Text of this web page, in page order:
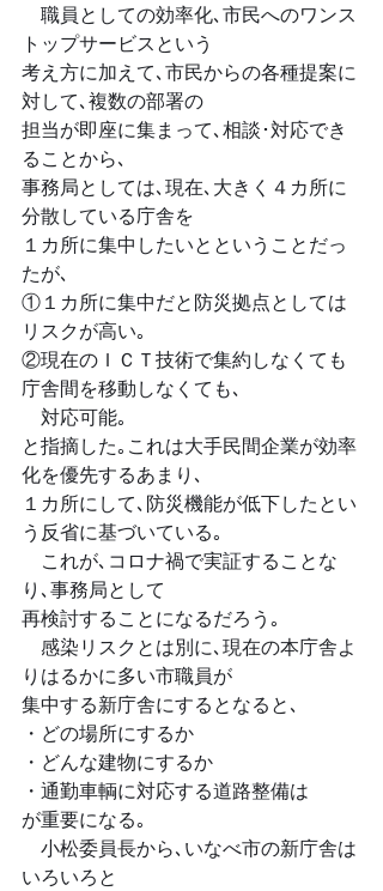
職員としての効率化､市民へのワンス
トップサービスという
考え方に加えて､市民からの各種提案に
対して､複数の部署の
担当が即座に集まって､相談･対応でき
ることから､
事務局としては､現在､大きく４カ所に
分散している庁舎を
１カ所に集中したいとということだっ
たが､
①１カ所に集中だと防災拠点としては
リスクが高い｡
②現在のＩＣＴ技術で集約しなくても
庁舎間を移動しなくても､
対応可能｡
と指摘した｡これは大手民間企業が効率
化を優先するあまり､
１カ所にして､防災機能が低下したとい
う反省に基づいている｡
これが､コロナ禍で実証することな
り､事務局として
再検討することになるだろう｡
感染リスクとは別に､現在の本庁舎よ
りはるかに多い市職員が
集中する新庁舎にするとなると､
・どの場所にするか
・どんな建物にするか
・通勤車輌に対応する道路整備は
が重要になる｡
小松委員長から､いなべ市の新庁舎は
いろいろと